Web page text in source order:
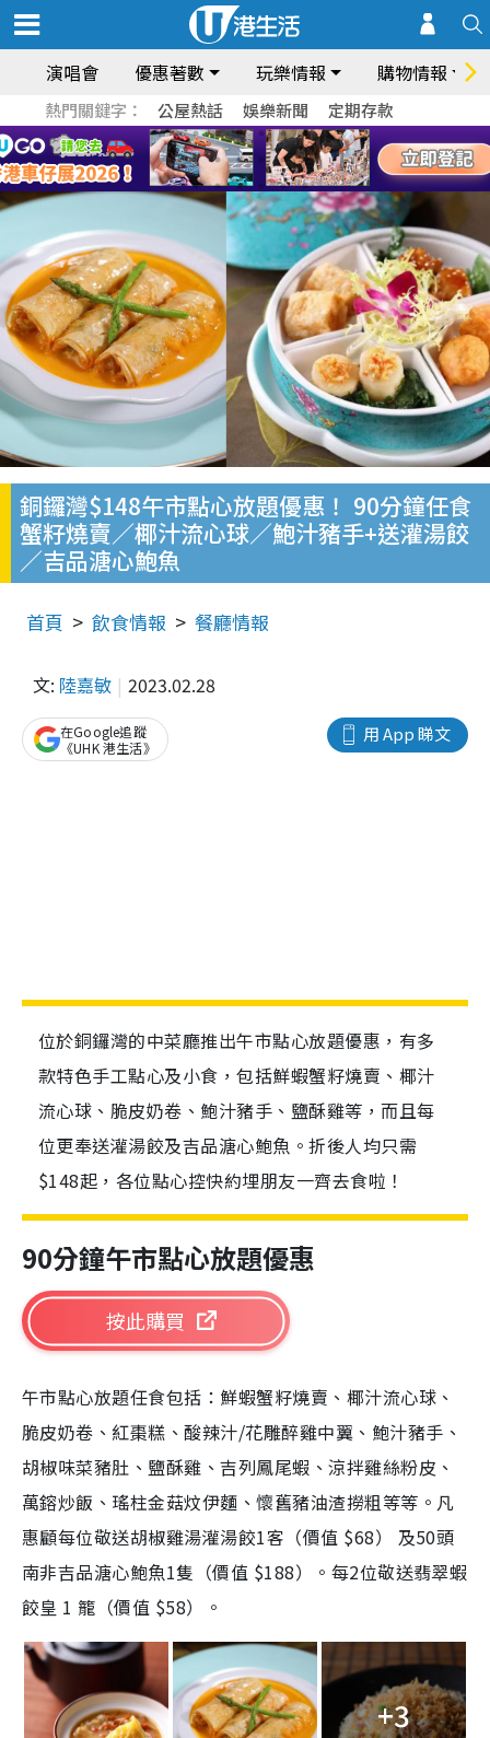
演唱會 優惠著數 玩樂情報 購物情報
熱門關鍵字： 公屋熱話 娛樂新聞 定期存款
銅鑼灣$148午市點心放題優惠！ 90分鐘任食
蟹籽燒賣／椰汁流心球／鮑汁豬手+送灌湯餃
／吉品溏心鮑魚
首頁 飲食情報 餐廳情報
文: 陸嘉敏 2023.02.28
用 App 睇文
在Google追蹤
《UHK 港生活》
位於銅鑼灣的中菜廳推出午市點心放題優惠，有多
款特色手工點心及小食，包括鮮蝦蟹籽燒賣、椰汁
流心球、脆皮奶卷、鮑汁豬手、鹽酥雞等，而且每
位更奉送灌湯餃及吉品溏心鮑魚。折後人均只需
$148起，各位點心控快約埋朋友一齊去食啦！
90分鐘午市點心放題優惠
按此購買
午市點心放題任食包括：鮮蝦蟹籽燒賣、椰汁流心球、
脆皮奶卷、紅棗糕、酸辣汁/花雕醉雞中翼、鮑汁豬手、
胡椒味菜豬肚、鹽酥雞、吉列鳳尾蝦、涼拌雞絲粉皮、
萬鎔炒飯、瑤柱金菇炆伊麵、懷舊豬油渣撈粗等等。凡
惠顧每位敬送胡椒雞湯灌湯餃1客（價值 $68） 及50頭
南非吉品溏心鮑魚1隻（價值 $188）。每2位敬送翡翠蝦
餃皇 1 籠（價值 $58）。
+3